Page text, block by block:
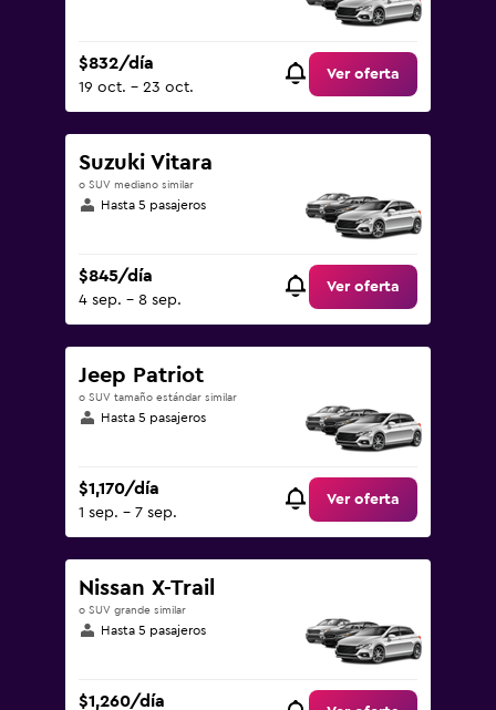
$832/día
19 oct. - 23 oct.
Ver oferta
Suzuki Vitara
o SUV mediano similar
Hasta 5 pasajeros
$845/día
4 sep. - 8 sep.
Ver oferta
Jeep Patriot
o SUV tamaño estándar similar
Hasta 5 pasajeros
$1,170/día
1 sep. - 7 sep.
Ver oferta
Nissan X-Trail
o SUV grande similar
Hasta 5 pasajeros
$1,260/día